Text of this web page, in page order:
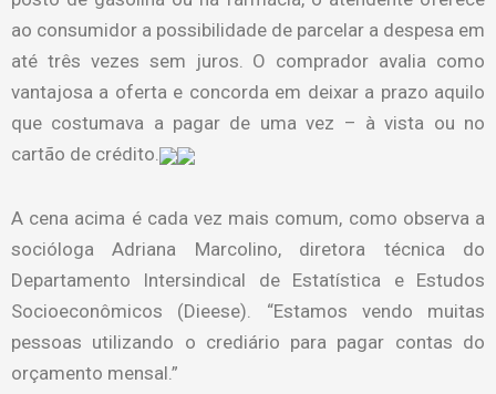
ao consumidor a possibilidade de parcelar a despesa em
até três vezes sem juros. O comprador avalia como
vantajosa a oferta e concorda em deixar a prazo aquilo
que costumava a pagar de uma vez – à vista ou no
cartão de crédito.
A cena acima é cada vez mais comum, como observa a
socióloga Adriana Marcolino, diretora técnica do
Departamento Intersindical de Estatística e Estudos
Socioeconômicos (Dieese). “Estamos vendo muitas
pessoas utilizando o crediário para pagar contas do
orçamento mensal.”